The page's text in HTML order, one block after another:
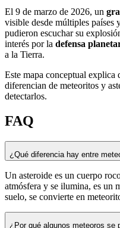
El 9 de marzo de 2026, un
visible desde múltiples países
pudieron escuchar su
interés por la defensa
a la Tierra.
Este mapa conceptual explica
diferencian de meteoritos y
detectarlos.
FAQ
¿Qué diferencia hay entre
Un asteroide es un cuerpo
atmósfera y se ilumina, es un
suelo, se convierte en
¿Por qué algunos meteoros se